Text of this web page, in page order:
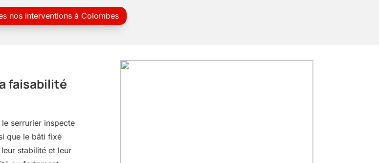
nos interventions à Colombes
faisabilité
serrurier inspecte
que le bâti fixé
stabilité et leur